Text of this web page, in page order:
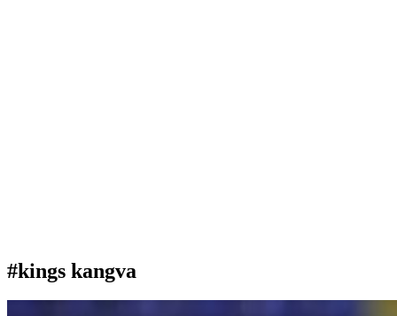
#kings kangva